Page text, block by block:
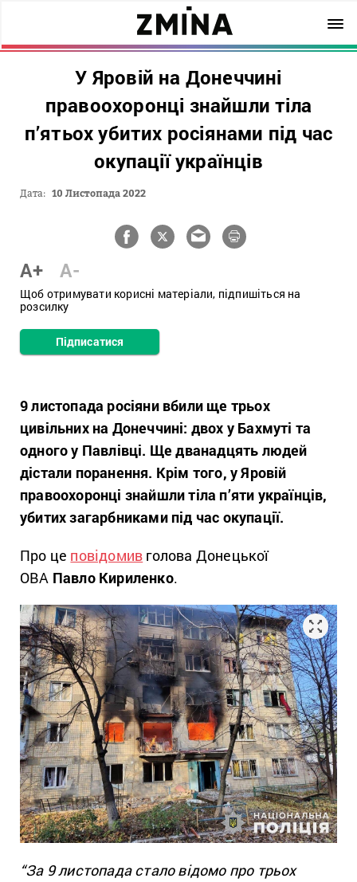
У Яровій на Донеччині
правоохоронці знайшли тіла
п’ятьох убитих росіянами під час
окупації українців
Дата: 10 Листопада 2022
A+ A-
Щоб отримувати корисні матеріали, підпишіться на
розсилку
Підписатися
9 листопада росіяни вбили ще трьох
цивільних на Донеччині: двох у Бахмуті та
одного у Павлівці. Ще дванадцять людей
дістали поранення. Крім того, у Яровій
правоохоронці знайшли тіла п’яти українців,
убитих загарбниками під час окупації.
Про це повідомив голова Донецької
ОВА Павло Кириленко.
“За 9 листопада стало відомо про трьох